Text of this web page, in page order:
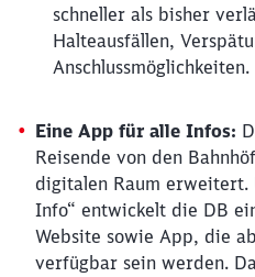
schneller als bisher
Halteausfällen,
Anschlussmöglichkeiten.
Eine App für alle Infos:
Reisende von den
digitalen Raum erweitert.
Info“ entwickelt die DB
Website sowie App, die
verfügbar sein werden.
Möchten Sie zu
werden?
Abbrechen